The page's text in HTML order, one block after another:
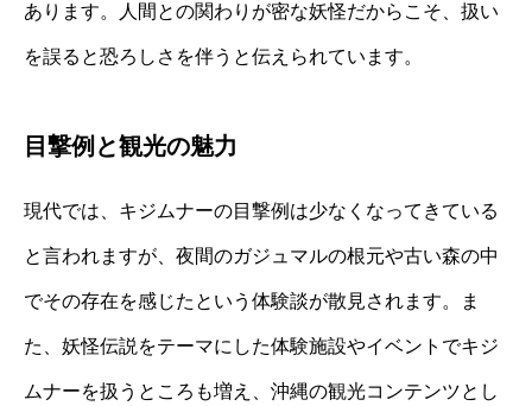
あります。人間との関わりが密な妖怪だからこそ、扱い
を誤ると恐ろしさを伴うと伝えられています。
目撃例と観光の魅力
現代では、キジムナーの目撃例は少なくなってきている
と言われますが、夜間のガジュマルの根元や古い森の中
でその存在を感じたという体験談が散見されます。ま
た、妖怪伝説をテーマにした体験施設やイベントでキジ
ムナーを扱うところも増え、沖縄の観光コンテンツとし